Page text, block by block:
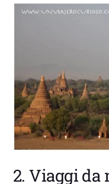
2. Viaggi da